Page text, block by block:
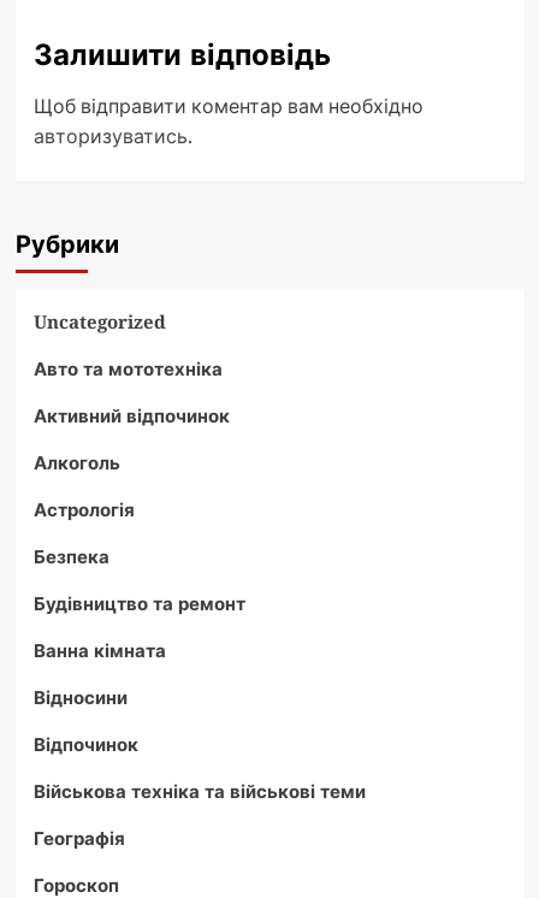
Залишити відповідь
Щоб відправити коментар вам необхідно
авторизуватись.
Рубрики
Uncategorized
Авто та мототехніка
Активний відпочинок
Алкоголь
Астрологія
Безпека
Будівництво та ремонт
Ванна кімната
Відносини
Відпочинок
Військова техніка та військові теми
Географія
Гороскоп